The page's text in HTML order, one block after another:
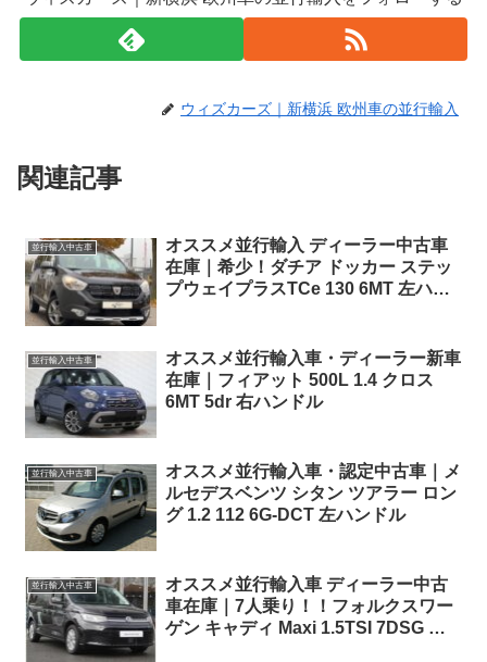
ウィズカーズ｜新横浜 欧州車の並行輸入
関連記事
並行輸入中古車
オススメ並行輸入 ディーラー中古車
在庫｜希少！ダチア ドッカー ステッ
プウェイプラスTCe 130 6MT 左ハン
並行輸入中古車
オススメ並行輸入車・ディーラー新車
在庫｜フィアット 500L 1.4 クロス
6MT 5dr 右ハンドル
並行輸入中古車
オススメ並行輸入車・認定中古車｜メ
ルセデスベンツ シタン ツアラー ロン
グ 1.2 112 6G-DCT 左ハンドル
並行輸入中古車
オススメ並行輸入車 ディーラー中古
車在庫｜7人乗り！！フォルクスワー
ゲン キャディ Maxi 1.5TSI 7DSG 右